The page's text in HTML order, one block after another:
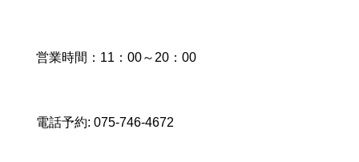
営業時間：11：00～20：00
電話予約: 075-746-4672